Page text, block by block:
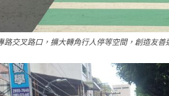
交叉路口，擴大轉角行人停等空間，創造友善